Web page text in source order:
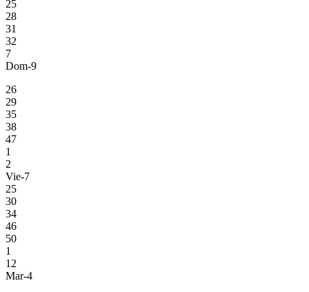
25
28
31
32
7
Dom-9
26
29
35
38
47
1
2
Vie-7
25
30
34
46
50
1
12
Mar-4